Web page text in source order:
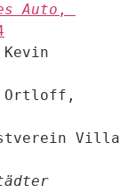
Auto ,
Ortloff,
Villa